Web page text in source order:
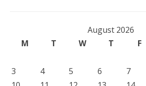
August 2026
M
T W T F
3
4 5 6 7